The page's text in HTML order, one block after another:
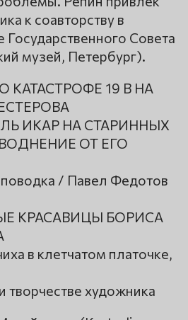
к соавторству в
Государственного Совета
музей, Петербург).
КАТАСТРОФЕ 19 В НА
ИКАР НА СТАРИННЫХ
ОТ ЕГО
/ Павел Федотов
КРАСАВИЦЫ БОРИСА
в клетчатом платочке,
творчестве художника